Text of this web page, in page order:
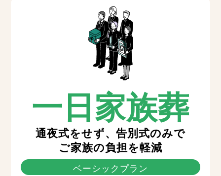
一日家族葬
通夜式をせず、告別式のみで
ご家族の負担を軽減
ベーシックプラン